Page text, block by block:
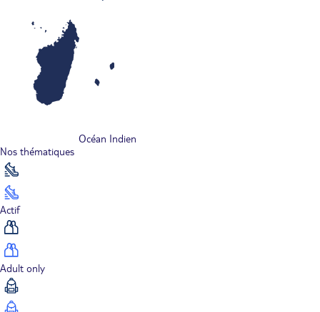
Océan Indien
Nos thématiques
Actif
Adult only